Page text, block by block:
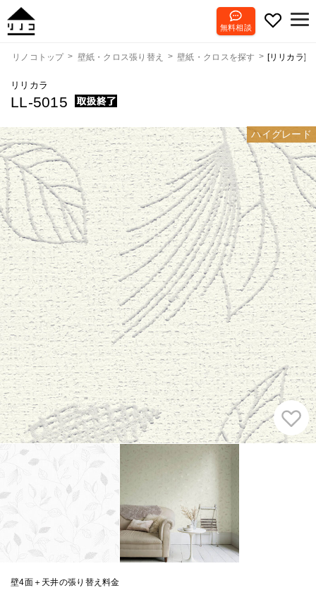
無料相談
リノコトップ 壁紙・クロス張り替え 壁紙・クロスを探す [リリカラ]
リリカラ
LL-5015
ハイグレード
壁4面＋天井の張り替え料金